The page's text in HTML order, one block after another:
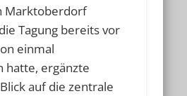
Marktoberdorf
Tagung bereits vor
einmal
hatte, ergänzte
auf die zentrale